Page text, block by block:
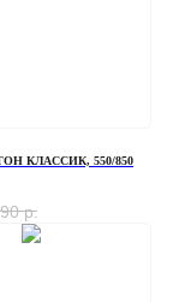
КЛАССИК, 550/850
р.